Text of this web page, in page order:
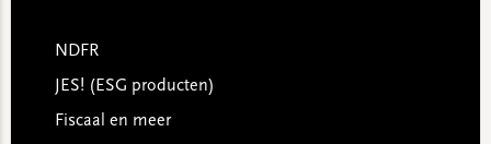
NDFR
JES! (ESG producten)
Fiscaal en meer